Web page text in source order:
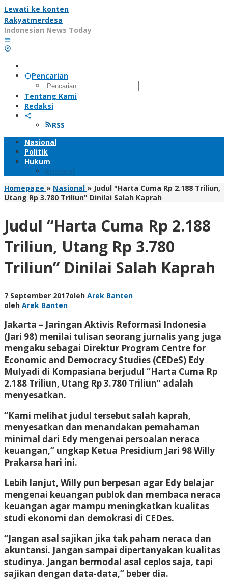
Lewati ke konten
Rakyatmerdesa
Indonesian News Today
Pencarian
Tentang Kami
Redaksi
RSS
Nasional
Politik
Hukum
Kriminal
Homepage » Nasional » Judul "Harta Cuma Rp 2.188 Triliun,
Utang Rp 3.780 Triliun" Dinilai Salah Kaprah
Judul “Harta Cuma Rp 2.188
Triliun, Utang Rp 3.780
Triliun” Dinilai Salah Kaprah
7 September 2017oleh Arek Banten
oleh Arek Banten
Jakarta – Jaringan Aktivis Reformasi Indonesia
(Jari 98) menilai tulisan seorang jurnalis yang juga
mengaku sebagai Direktur Program Centre for
Economic and Democracy Studies (CEDeS) Edy
Mulyadi di Kompasiana berjudul “Harta Cuma Rp
2.188 Triliun, Utang Rp 3.780 Triliun” adalah
menyesatkan.
“Kami melihat judul tersebut salah kaprah,
menyesatkan dan menandakan pemahaman
minimal dari Edy mengenai persoalan neraca
keuangan,” ungkap Ketua Presidium Jari 98 Willy
Prakarsa hari ini.
Lebih lanjut, Willy pun berpesan agar Edy belajar
mengenai keuangan publok dan membaca neraca
keuangan agar mampu meningkatkan kualitas
studi ekonomi dan demokrasi di CEDes.
“Jangan asal sajikan jika tak paham neraca dan
akuntansi. Jangan sampai dipertanyakan kualitas
studinya. Jangan bermodal asal ceplos saja, tapi
sajikan dengan data-data,” beber dia.